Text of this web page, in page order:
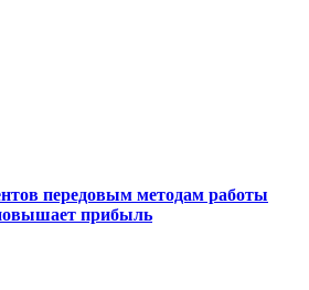
передовым методам работы
прибыль